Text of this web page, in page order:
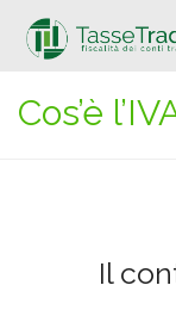
Cos’è
Il